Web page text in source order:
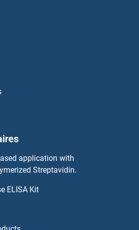
application with
Streptavidin.
ELISA Kit